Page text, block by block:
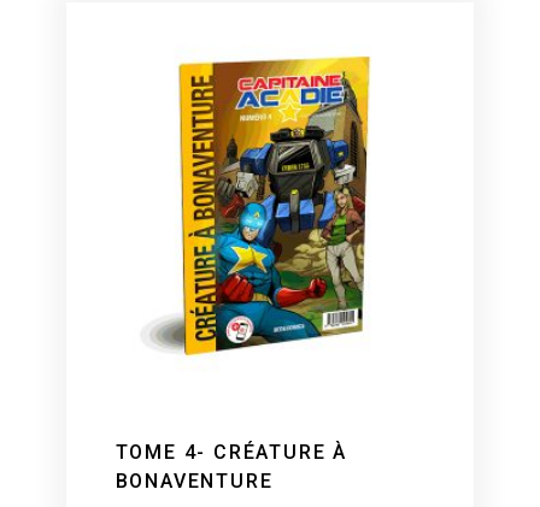
TOME 4- CRÉATURE À
BONAVENTURE